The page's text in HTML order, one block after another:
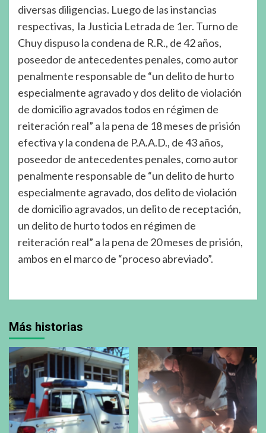
diversas diligencias. Luego de las instancias
respectivas, la Justicia Letrada de 1er. Turno de
Chuy dispuso la condena de R.R., de 42 años,
poseedor de antecedentes penales, como autor
penalmente responsable de “un delito de hurto
especialmente agravado y dos delito de violación
de domicilio agravados todos en régimen de
reiteración real” a la pena de 18 meses de prisión
efectiva y la condena de P.A.A.D., de 43 años,
poseedor de antecedentes penales, como autor
penalmente responsable de “un delito de hurto
especialmente agravado, dos delito de violación
de domicilio agravados, un delito de receptación,
un delito de hurto todos en régimen de
reiteración real” a la pena de 20 meses de prisión,
ambos en el marco de “proceso abreviado”.
Más historias